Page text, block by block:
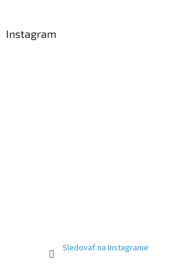
Instagram
Sledovať na Instagrame